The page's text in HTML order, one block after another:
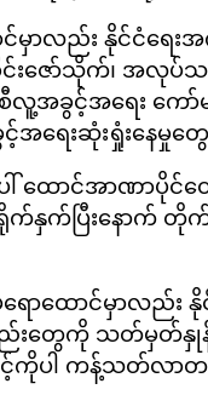
မှာလည်း နိုင်ငံရေး
ဇော်သိုက်၊ အလုပ်သမ
လူ့အခွင့်အရေး ကော်
င့်အရေးဆုံးရှုံးနေ
ထောင်အာဏာပိုင်တွ
ရိုက်နှက်ပြီးနောက်
ာထောင်မှာလည်း နို
စည်းတွေကို သတ်မှတ်နှု
ခွင့်ကိုပါ ကန့်သတ်လာ